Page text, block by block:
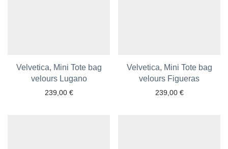
Velvetica, Mini Tote bag
velours Lugano
239,00 €
Ajouter aux favoris
Velvetica, Mini Tote bag
velours Figueras
239,00 €
Ajouter aux favoris